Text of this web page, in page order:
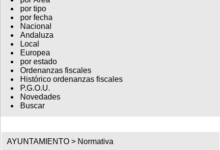
por tipo
por fecha
Nacional
Andaluza
Local
Europea
por estado
Ordenanzas fiscales
Histórico ordenanzas fiscales
P.G.O.U.
Novedades
Buscar
AYUNTAMIENTO > Normativa